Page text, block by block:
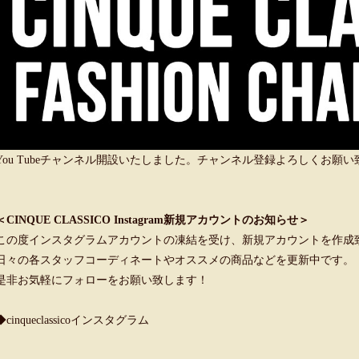
Tubeチャンネル開設いたしました。チャンネル登録よろしくお願い
CINQUE CLASSICO Instagram新規アカウントのお知らせ＞
の度インスタグラムアカウントの凍結を受け、新規アカウントを作成
々の各スタッフコーディネートやオススメの商品などを更新中です。
非お気軽にフォローをお願い致します！
インスタグラム